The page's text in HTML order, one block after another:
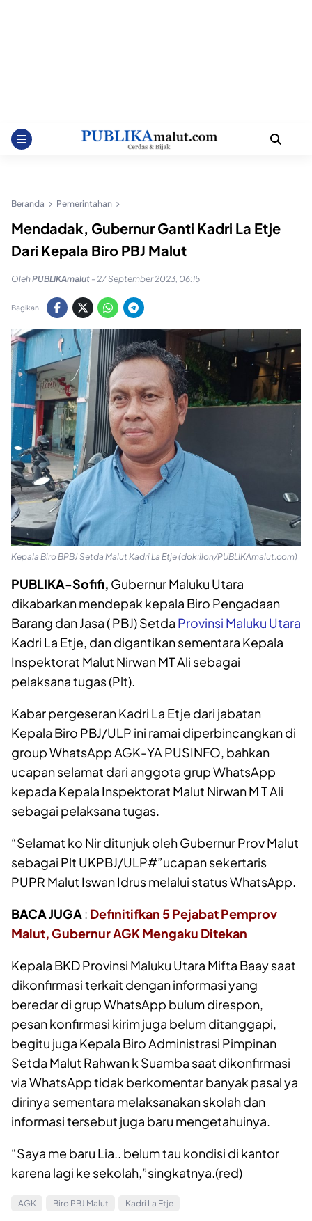
Beranda Pemerintahan
Mendadak, Gubernur Ganti Kadri La Etje
Dari Kepala Biro PBJ Malut
OlehPUBLIKAmalut - 27 September 2023, 06:15
Bagikan:
Kepala Biro BPBJ Setda Malut Kadri La Etje (dok:ilon/PUBLIKAmalut.com)
PUBLIKA-Sofifi, Gubernur Maluku Utara
dikabarkan mendepak kepala Biro Pengadaan
Barang dan Jasa ( PBJ) Setda Provinsi Maluku Utara
Kadri La Etje, dan digantikan sementara Kepala
Inspektorat Malut Nirwan MT Ali sebagai
pelaksana tugas (Plt).
Kabar pergeseran Kadri La Etje dari jabatan
Kepala Biro PBJ/ULP ini ramai diperbincangkan di
group WhatsApp AGK-YA PUSINFO, bahkan
ucapan selamat dari anggota grup WhatsApp
kepada Kepala Inspektorat Malut Nirwan M T Ali
sebagai pelaksana tugas.
“Selamat ko Nir ditunjuk oleh Gubernur Prov Malut
sebagai Plt UKPBJ/ULP#”ucapan sekertaris
PUPR Malut Iswan Idrus melalui status WhatsApp.
BACA JUGA: Definitifkan 5 Pejabat Pemprov
Malut, Gubernur AGK Mengaku Ditekan
Kepala BKD Provinsi Maluku Utara Mifta Baay saat
dikonfirmasi terkait dengan informasi yang
beredar di grup WhatsApp bulum direspon,
pesan konfirmasi kirim juga belum ditanggapi,
begitu juga Kepala Biro Administrasi Pimpinan
Setda Malut Rahwan k Suamba saat dikonfirmasi
via WhatsApp tidak berkomentar banyak pasal ya
dirinya sementara melaksanakan skolah dan
informasi tersebut juga baru mengetahuinya.
“Saya me baru Lia.. belum tau kondisi di kantor
karena lagi ke sekolah,”singkatnya.(red)
AGK Biro PBJ Malut Kadri La Etje